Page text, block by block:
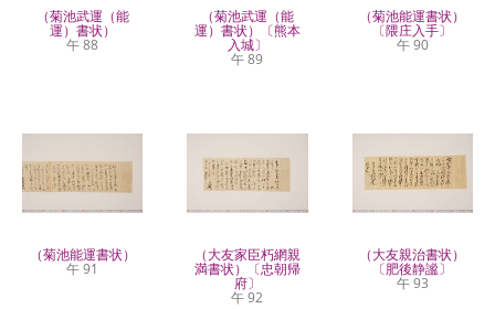
（菊池武運（能
運）書状）
午 88
（菊池武運（能
運）書状）〔熊本
入城〕
午 89
（菊池能運書状）
〔隈庄入手〕
午 90
（菊池能運書状）
午 91
（大友家臣朽網親
満書状）〔忠朝帰
府〕
午 92
（大友親治書状）
〔肥後静謐〕
午 93